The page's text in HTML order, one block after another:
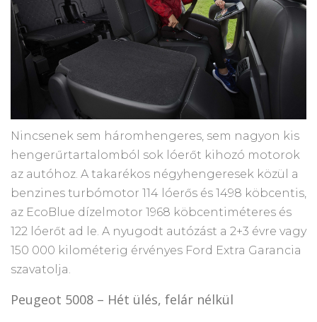
Nincsenek sem háromhengeres, sem nagyon kis
hengerűrtartalomból sok lóerőt kihozó motorok
az autóhoz. A takarékos négyhengeresek közül a
benzines turbómotor 114 lóerős és 1498 köbcentis,
az EcoBlue dízelmotor 1968 köbcentiméteres és
122 lóerőt ad le. A nyugodt autózást a 2+3 évre vagy
150 000 kilométerig érvényes Ford Extra Garancia
szavatolja.
Peugeot 5008 – Hét ülés, felár nélkül